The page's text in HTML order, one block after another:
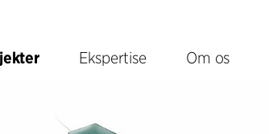
Ekspertise Om os